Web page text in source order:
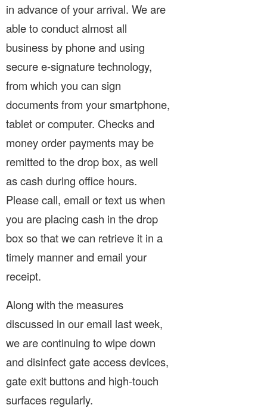
in advance of your arrival. We are
able to conduct almost all
business by phone and using
secure e-signature technology,
from which you can sign
documents from your smartphone,
tablet or computer. Checks and
money order payments may be
remitted to the drop box, as well
as cash during office hours.
Please call, email or text us when
you are placing cash in the drop
box so that we can retrieve it in a
timely manner and email your
receipt.
Along with the measures
discussed in our email last week,
we are continuing to wipe down
and disinfect gate access devices,
gate exit buttons and high-touch
surfaces regularly.